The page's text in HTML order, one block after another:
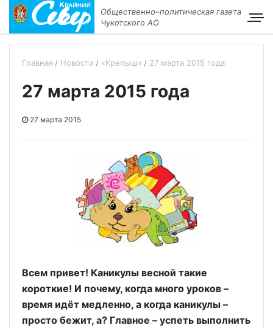
Общественно–политическая газета
Чукотского АО
Главная Новости «Крепыш» 27 марта 2015 года
27 марта 2015 года
27 марта 2015
Всем привет! Каникулы весной такие
короткие! И почему, когда много уроков –
время идёт медленно, а когда каникулы –
просто бежит, а? Главное – успеть выполнить